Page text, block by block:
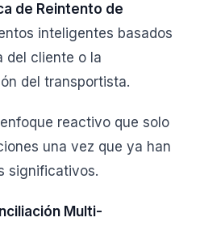
de Reintento de
inteligentes basados
del cliente o la
del transportista.
reactivo que solo
una vez que ya han
significativos.
Multi-